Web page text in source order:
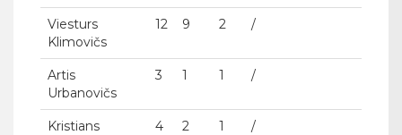
Viesturs
Klimovičs
12 9 2 /
Artis
Urbanovičs
3 1 1 /
Kristians
4 2 1 /